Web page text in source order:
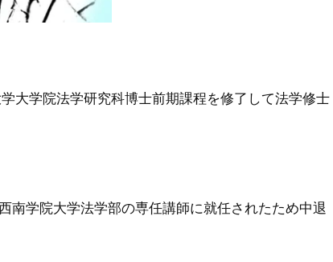
大学院法学研究科博士前期課程を修了して法学修士
南学院大学法学部の専任講師に就任されたため中退